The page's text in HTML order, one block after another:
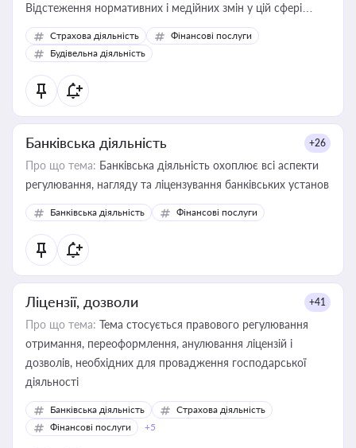
Відстеження нормативних і медійних змін у цій сфері
корисне для власника бізнесу, керівника, юриста або
бухгалтера під час оподаткування, приватизації, оренди
державного майна, корпоративних угод і перевірки
статусу суб'єктів оціночної діяльності
Страхова діяльність
Фінансові послуги
Будівельна діяльність
Банківська діяльність +26
Про що тема: Банківська діяльність охоплює всі аспекти
регулювання, нагляду та ліцензування банківських установ
Банківська діяльність Фінансові послуги
Ліцензії, дозволи +41
Про що тема: Тема стосується правового регулювання
отримання, переоформлення, анулювання ліцензій і
дозволів, необхідних для провадження господарської
діяльності
Банківська діяльність
Страхова діяльність
Фінансові послуги
+5